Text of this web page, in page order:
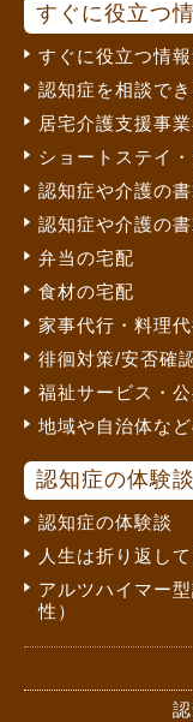
すぐに役立つ
すぐに役立つ情
認知症を相談で
居宅介護支援事
ショートステイ
認知症や介護の
認知症や介護の
弁当の宅配
食材の宅配
家事代行・料理
徘徊対策/安否確
福祉サービス・
地域や自治体な
認知症の体験談
認知症の体験談
人生は折り返し
アルツハイマー
性）